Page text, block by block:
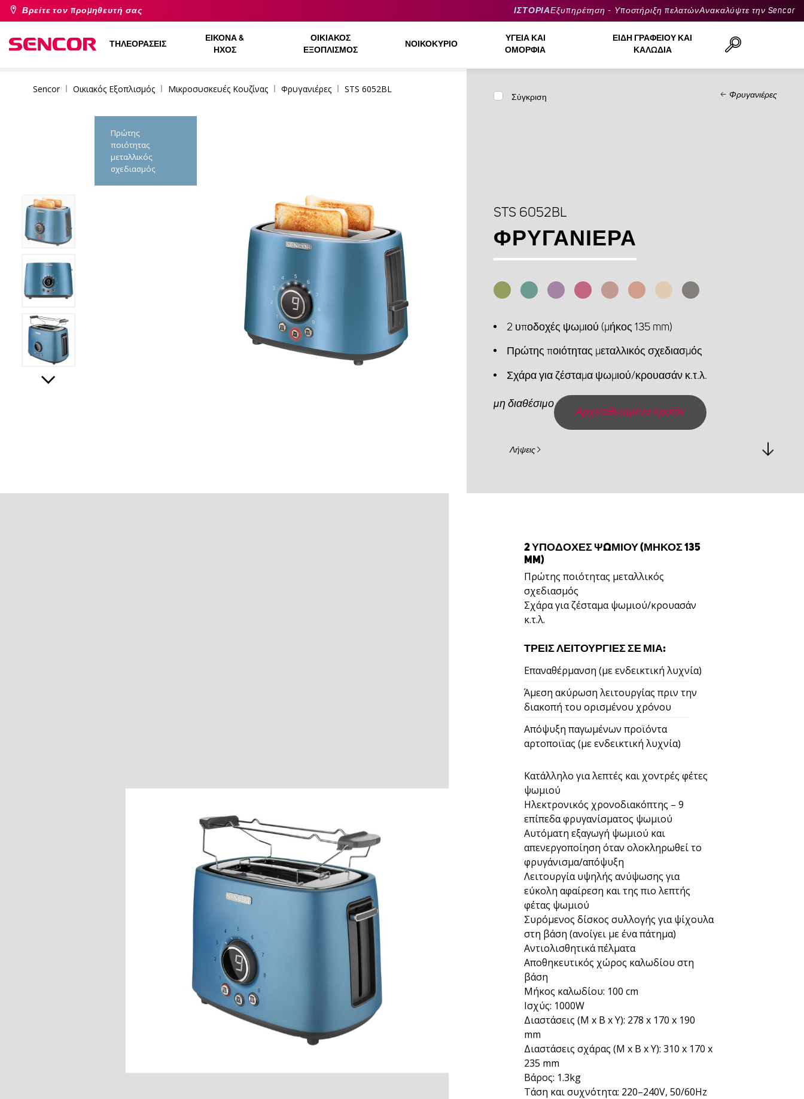
Βρείτε τον προμηθευτή σας ΙΣΤΟΡΙΑΕξυπηρέτηση - Υποστήριξη πελατώνΑνακαλύψτε την Sencor
ΤΗΛΕΟΡΆΣΕΙΣ
ΕΙΚΌΝΑ &
ΉΧΟΣ
ΟΙΚΙΑΚΌΣ
ΕΞΟΠΛΙΣΜΌΣ
ΝΟΙΚΟΚΥΡΙΌ
ΥΓΕΊΑ ΚΑΙ
ΟΜΟΡΦΙΆ
ΕΊΔΗ ΓΡΑΦΕΊΟΥ ΚΑΙ
ΚΑΛΏΔΙΑ
Sencor Οικιακός Εξοπλισμός Μικροσυσκευές Κουζίνας Φρυγανιέρες STS 6052BL
Πρώτης
ποιότητας
μεταλλικός
σχεδιασμός
Σύγκριση Φρυγανιέρες
STS 6052BL
ΦΡΥΓΑΝΙΈΡΑ
2 υποδοχές ψωμιού (μήκος 135 mm)
Πρώτης ποιότητας μεταλλικός σχεδιασμός
Σχάρα για ζέσταμα ψωμιού/κρουασάν κ.τ.λ.
Αρχειοθετημένο προϊόν
μη διαθέσιμο
Λήψεις
2 ΥΠΟΔΟΧΈΣ ΨΩΜΙΟΎ (ΜΉΚΟΣ 135
MM)
Πρώτης ποιότητας μεταλλικός
σχεδιασμός
Σχάρα για ζέσταμα ψωμιού/κρουασάν
κ.τ.λ.
ΤΡΕΊΣ ΛΕΙΤΟΥΡΓΊΕΣ ΣΕ ΜΊΑ:
Επαναθέρμανση (με ενδεικτική λυχνία)
Άμεση ακύρωση λειτουργίας πριν την
διακοπή του ορισμένου χρόνου
Απόψυξη παγωμένων προϊόντα
αρτοποιϊας (με ενδεικτική λυχνία)
Κατάλληλο για λεπτές και χοντρές φέτες
ψωμιού
Ηλεκτρονικός χρονοδιακόπτης – 9
επίπεδα φρυγανίσματος ψωμιού
Αυτόματη εξαγωγή ψωμιού και
απενεργοποίηση όταν ολοκληρωθεί το
φρυγάνισμα/απόψυξη
Λειτουργία υψηλής ανύψωσης για
εύκολη αφαίρεση και της πιο λεπτής
φέτας ψωμιού
Συρόμενος δίσκος συλλογής για ψίχουλα
στη βάση (ανοίγει με ένα πάτημα)
Αντιολισθητικά πέλματα
Αποθηκευτικός χώρος καλωδίου στη
βάση
Μήκος καλωδίου: 100 cm
Ισχύς: 1000W
Διαστάσεις (Μ x Β x Υ): 278 x 170 x 190
mm
Διαστάσεις σχάρας (Μ x Β x Υ): 310 x 170 x
235 mm
Βάρος: 1.3kg
Τάση και συχνότητα: 220–240V, 50/60Hz